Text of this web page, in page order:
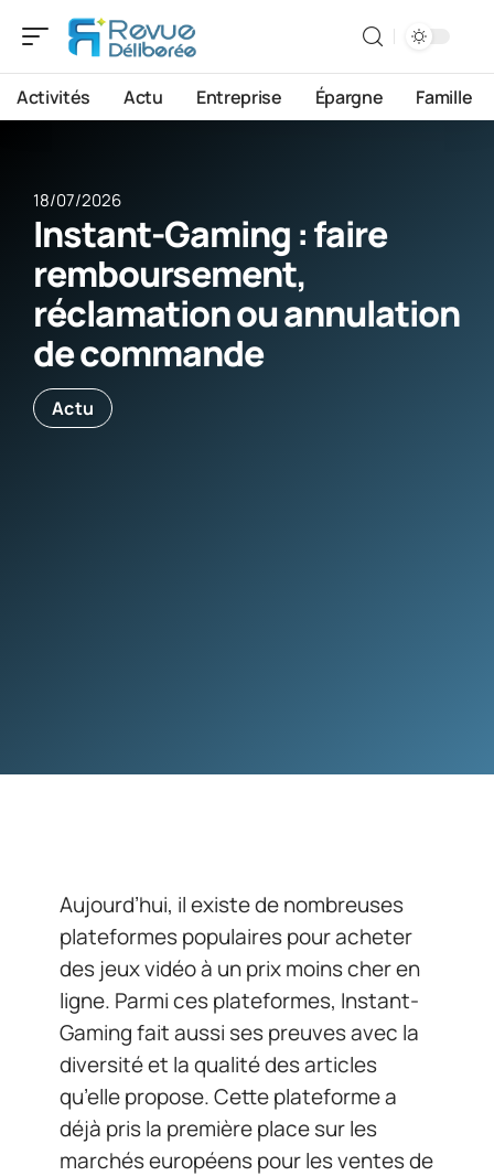
Activités Actu Entreprise Épargne Famille
18/07/2026
Instant-Gaming : faire
remboursement,
réclamation ou annulation
de commande
Actu
Aujourd’hui, il existe de nombreuses
plateformes populaires pour acheter
des jeux vidéo à un prix moins cher en
ligne. Parmi ces plateformes, Instant-
Gaming fait aussi ses preuves avec la
diversité et la qualité des articles
qu’elle propose. Cette plateforme a
déjà pris la première place sur les
marchés européens pour les ventes de